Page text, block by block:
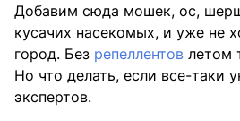
Добавим сюда мошек, ос,
кусачих насекомых, и уже не
город. Без репеллентов летом
Но что делать, если все-таки
экспертов.